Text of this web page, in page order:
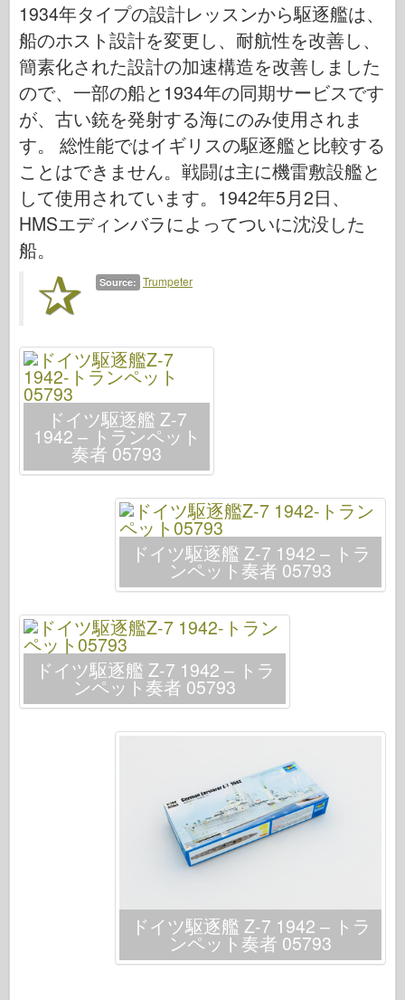
エレール
ホビーボス
IBGモデル
Icm
イタレリ
伝説
メンモデル
タミヤ
トライスター
ズベズダ
歩き回る
本
Dvd
連絡先
ル・ジャーナル
1934年タイプの設計レッスンから駆逐艦は、
船のホスト設計を変更し、耐航性を改善し、
簡素化された設計の加速構造を改善しました
ので、一部の船と1934年の同期サービスです
が、古い銃を発射する海にのみ使用されま
す。 総性能ではイギリスの駆逐艦と比較する
ことはできません。戦闘は主に機雷敷設艦と
して使用されています。1942年5月2日、
HMSエディンバラによってついに沈没した
船。
Source: Trumpeter
ドイツ駆逐艦 Z-7
1942 – トランペット
奏者 05793
ドイツ駆逐艦 Z-7 1942 – トラ
ンペット奏者 05793
ドイツ駆逐艦 Z-7 1942 – トラ
ンペット奏者 05793
ドイツ駆逐艦 Z-7 1942 – トラ
ンペット奏者 05793